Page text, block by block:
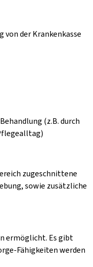
der Krankenkasse
(z.B. durch
zugeschnittene
sowie zusätzliche
ermöglicht. Es gibt
Fähigkeiten werden